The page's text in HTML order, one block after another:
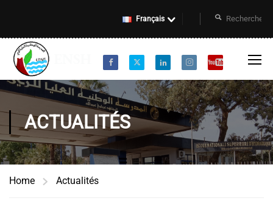
Français
ACTUALITÉS
Home Actualités